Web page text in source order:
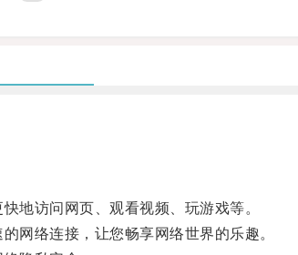
访问网页、观看视频、玩游戏等。
络连接，让您畅享网络世界的乐趣。